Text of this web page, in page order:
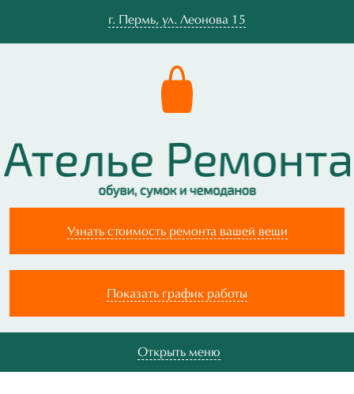
г. Пермь, ул. Леонова 15
Узнать стоимость ремонта вашей вещи
Показать график работы
Открыть меню